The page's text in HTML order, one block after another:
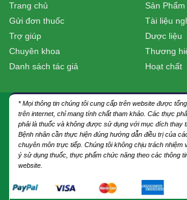
Trang chủ
Gửi đơn thuốc
Trợ giúp
Chuyên khoa
Danh sách tác giả
Sản Phẩm
Tài liệu
Dược liệu
Thương
Hoạt chất
* Mọi thông tin chúng tôi cung cấp trên website được
trên internet, chỉ mang tính chất tham khảo. Các thực
phải là thuốc và không được sử dụng với mục đích thay
Bệnh nhân cần thực hiện đúng hướng dẫn điều trị của
chuyên môn trực tiếp. Chúng tôi không chịu trách
ý sử dụng thuốc, thực phẩm chức năng theo các thông
website.